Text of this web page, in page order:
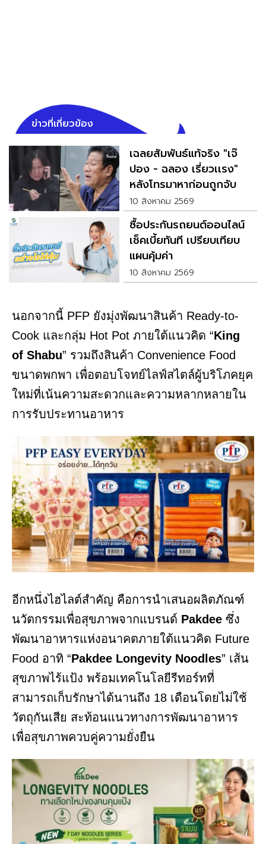
ข่าวที่เกี่ยวข้อง
เฉลยสัมพันธ์แท้จริง "เจ๊
ปอง - ฉลอง เรี่ยวเเรง"
หลังโทรมาหาก่อนถูกจับ
10 สิงหาคม 2569
ซื้อประกันรถยนต์ออนไลน์
เช็คเบี้ยทันที เปรียบเทียบ
แผนคุ้มค่า
10 สิงหาคม 2569
นอกจากนี้ PFP ยังมุ่งพัฒนาสินค้า Ready-to-
Cook และกลุ่ม Hot Pot ภายใต้แนวคิด “King
of Shabu” รวมถึงสินค้า Convenience Food
ขนาดพกพา เพื่อตอบโจทย์ไลฟ์สไตล์ผู้บริโภคยุค
ใหม่ที่เน้นความสะดวกและความหลากหลายใน
การรับประทานอาหาร
อีกหนึ่งไฮไลต์สำคัญ คือการนำเสนอผลิตภัณฑ์
นวัตกรรมเพื่อสุขภาพจากแบรนด์ Pakdee ซึ่ง
พัฒนาอาหารแห่งอนาคตภายใต้แนวคิด Future
Food อาทิ “Pakdee Longevity Noodles” เส้น
สุขภาพไร้แป้ง พร้อมเทคโนโลยีรีทอร์ทที่
สามารถเก็บรักษาได้นานถึง 18 เดือนโดยไม่ใช้
วัตถุกันเสีย สะท้อนแนวทางการพัฒนาอาหาร
เพื่อสุขภาพควบคู่ความยั่งยืน